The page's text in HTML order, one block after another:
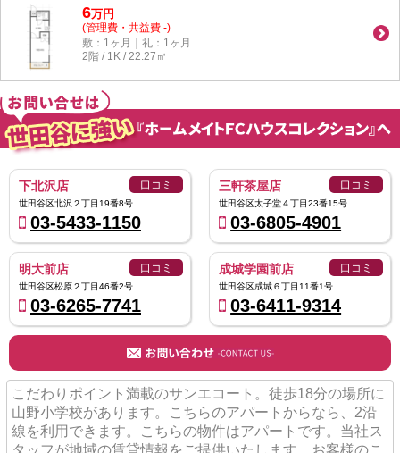
6万円
(管理費・共益費 -)
敷：1ヶ月｜礼：1ヶ月
2階 / 1K / 22.27㎡
下北沢店
世田谷区北沢２丁目19番8号
口コミ
03-5433-1150
三軒茶屋店
世田谷区太子堂４丁目23番15号
口コミ
03-6805-4901
明大前店
世田谷区松原２丁目46番2号
口コミ
03-6265-7741
成城学園前店
世田谷区成城６丁目11番1号
口コミ
03-6411-9314
こだわりポイント満載のサンエコート。徒歩18分の場所に
山野小学校があります。こちらのアパートからなら、2沿
線を利用できます。こちらの物件はアパートです。当社ス